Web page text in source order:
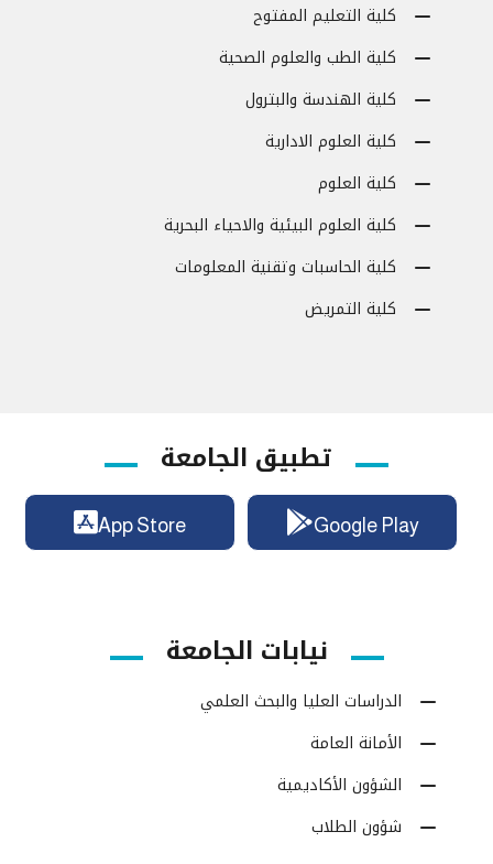
كلية التعليم المفتوح
كلية الطب والعلوم الصحية
كلية الهندسة والبترول
كلية العلوم الادارية
كلية العلوم
كلية العلوم البيئية والاحياء البحرية
كلية الحاسبات وتقنية المعلومات
كلية التمريض
تطبيق الجامعة
Google Play
App Store
نيابات الجامعة
الدراسات العليا والبحث العلمي
الأمانة العامة
الشؤون الأكاديمية
شؤون الطلاب